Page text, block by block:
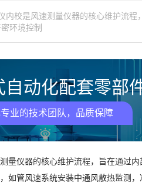
校是风速测量仪器的核心维护流程
环境控制
自动化配套零部
业的技术团队，品质保障
量仪器的核心维护流程，旨在通过
如管风速系统安装中通风散热监测